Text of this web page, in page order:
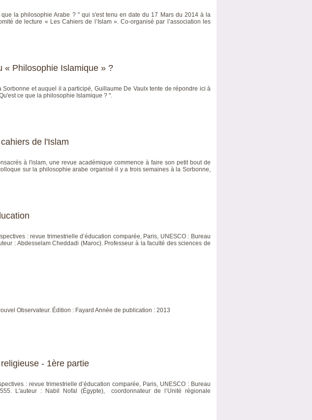
la philosophie Arabe ? " qui s'est tenu en date du 17 Mars du 2014 à la
de lecture « Les Cahiers de l’Islam ». Co-organisé par l’association les
« Philosophie Islamique » ?
et auquel il a participé, Guillaume De Vaulx tente de répondre ici à
ce que la philosophie Islamique ? ".
de l'Islam
à l'islam, une revue académique commence à faire son petit bout de
sur la philosophie arabe organisé il y a trois semaines à la Sorbonne,
: revue trimestrielle d’éducation comparée, Paris, UNESCO : Bureau
: Abdesselam Cheddadi (Maroc). Professeur à la faculté des sciences de
Observateur. Édition : Fayard Année de publication : 2013
- 1ère partie
: revue trimestrielle d’éducation comparée, Paris, UNESCO : Bureau
L'auteur : Nabil Nofal (Égypte), coordonnateur de l’Unité régionale